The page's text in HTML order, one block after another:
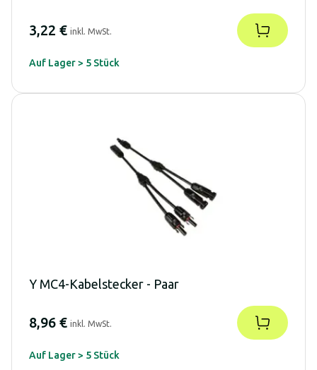
3,22 € inkl. MwSt.
Auf Lager > 5 Stück
Y MC4-Kabelstecker - Paar
8,96 € inkl. MwSt.
Auf Lager > 5 Stück